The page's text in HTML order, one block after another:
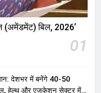
(अमेंडमेंट) बिल, 2026’
01
देशभर में बनेंगे 40-50
हेल्थ और एजुकेशन सेक्टर में